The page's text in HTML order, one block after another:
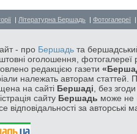
| Літературна Бершадь | Фотогалереї
- про Бершадь та
оголошення, фотогалереї
редакцією газети
належать авторам статтей.
на сайті Бершаді , без
сайту Бершадь може не
відповідальності за авторські